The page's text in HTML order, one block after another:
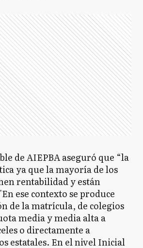
Lavalle
Madariaga
Paz
Pinto
Pueyrredón
Rodríguez
de AIEPBA aseguró que “la
ya que la mayoría de los
rentabilidad y están
ese contexto se produce
de la matrícula, de colegios
media y media alta a
o directamente a
estatales. En el nivel Inicial